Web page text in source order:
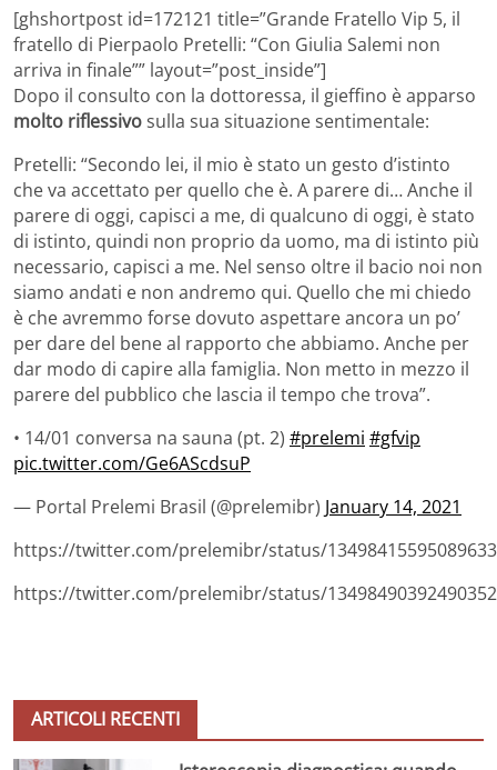
[ghshortpost id=172121 title=”Grande Fratello Vip 5, il
fratello di Pierpaolo Pretelli: “Con Giulia Salemi non
arriva in finale”” layout=”post_inside”]
Dopo il consulto con la dottoressa, il gieffino è apparso
molto riflessivosulla sua situazione sentimentale:
Pretelli: “Secondo lei, il mio è stato un gesto d’istinto
che va accettato per quello che è. A parere di… Anche il
parere di oggi, capisci a me, di qualcuno di oggi, è stato
di istinto, quindi non proprio da uomo, ma di istinto più
necessario, capisci a me. Nel senso oltre il bacio noi non
siamo andati e non andremo qui. Quello che mi chiedo
è che avremmo forse dovuto aspettare ancora un po’
per dare del bene al rapporto che abbiamo. Anche per
dar modo di capire alla famiglia. Non metto in mezzo il
parere del pubblico che lascia il tempo che trova”.
• 14/01 conversa na sauna (pt. 2) #prelemi #gfvip
pic.twitter.com/Ge6AScdsuP
— Portal Prelemi Brasil (@prelemibr) January 14, 2021
https://twitter.com/prelemibr/status/
https://twitter.com/prelemibr/status/
ARTICOLI RECENTI